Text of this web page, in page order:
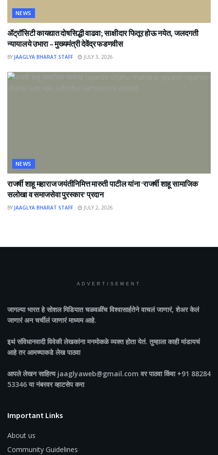
NEWS
ॲट्रॉसिटी कायद्यात दोषसिद्धी वाढवा; साक्षीदार फितूर होऊ नयेत, जलदगती
न्यायालये उभारा – मुख्यमंत्री देवेंद्र फडणवीस
BY JAAGLYA BHARAT STAFF JULY 3, 2026
NEWS
राजर्षी शाहू महाराज जयंतीनिमित्त मारुती पाटील यांना ‘राजर्षी शाहू सामाजिक
सलोखा व समाजसेवा पुरस्कार’ प्रदान
BY JAAGLYA BHARAT STAFF JULY 2, 2026
ADVERTISEMENT
जागल्या भारतहे सोशल मिडियात चळवळींच विश्वासार्हतेने वाचलं जाणारं, शेअर केलं
जाणारं अन चर्चीलं जाणारं माध्यम आहे.
इथं संविधानवादी विवेकी लेखकांना मनमोकळे व्यक्त होता येतं. तुम्हाला काही मांडायचं
आहे तर आमच्याकडे लेख पाठवा
आपले लेखन साहित्य jaaglyaweb@gmail.com वर पाठवा किंवा +91 88284
53346 या नंबरवर व्हाटसेप करा
Important Links
About us
Community Guidelines